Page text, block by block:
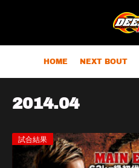
HOME NEXT BOUT
2014.04
試合結果